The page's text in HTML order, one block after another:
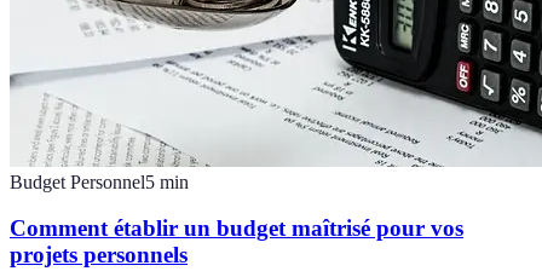
Budget Personnel5 min
Comment établir un budget maîtrisé pour vos
projets personnels